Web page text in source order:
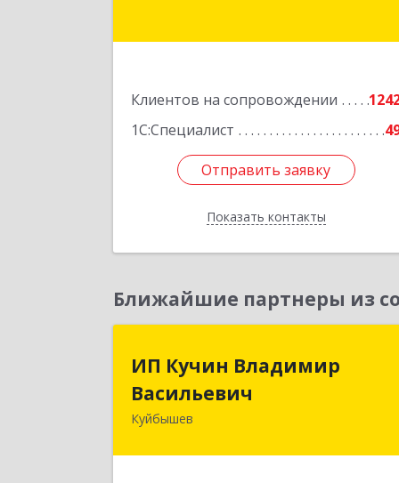
Клиентов на сопровождении
1С:Специалист
Отправить заявку
Показать контакты
Отправить заявку
Назад
Ближайшие партнеры из
ИП Кучин Владимир
Васильевич
Куйбышев
Васильевич